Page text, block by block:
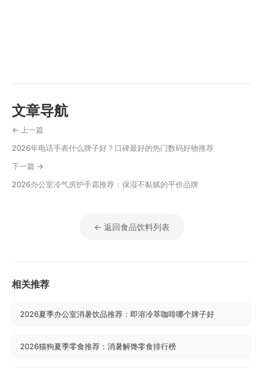
文章导航
← 上一篇
2026年电话手表什么牌子好？口碑最好的热门数码好物推荐
下一篇 →
2026办公室冷气房护手霜推荐：保湿不黏腻的平价品牌
← 返回食品饮料列表
相关推荐
2026夏季办公室消暑饮品推荐：即溶冷萃咖啡哪个牌子好
2026猫狗夏季零食推荐：消暑解馋零食排行榜